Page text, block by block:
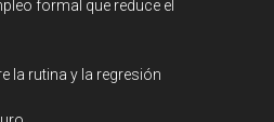
formal que reduce el
la rutina y la regresión